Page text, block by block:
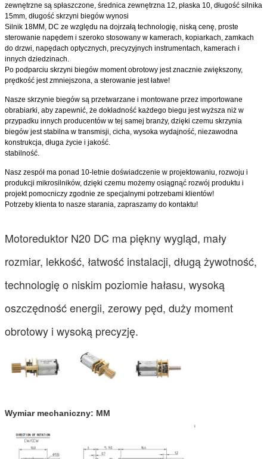
zewnętrzne są spłaszczone, średnica zewnętrzna 12, płaska 10, długość silnika
15mm, długość skrzyni biegów wynosi
Silnik 18MM, DC ze względu na dojrzałą technologię, niską cenę, proste
sterowanie napędem i szeroko stosowany w kamerach, kopiarkach, zamkach
do drzwi, napędach optycznych, precyzyjnych instrumentach, kamerach i
innych dziedzinach.
Po podparciu skrzyni biegów moment obrotowy jest znacznie zwiększony,
prędkość jest zmniejszona, a sterowanie jest łatwe!
Nasze skrzynie biegów są przetwarzane i montowane przez importowane
obrabiarki, aby zapewnić, że dokładność każdego biegu jest wyższa niż w
przypadku innych producentów w tej samej branży, dzięki czemu skrzynia
biegów jest stabilna w transmisji, cicha, wysoka wydajność, niezawodna
konstrukcja, długa życie i jakość.
stabilność.
Nasz zespół ma ponad 10-letnie doświadczenie w projektowaniu, rozwoju i
produkcji mikrosilników, dzięki czemu możemy osiągnąć rozwój produktu i
projekt pomocniczy zgodnie ze specjalnymi potrzebami klientów!
Potrzeby klienta to nasze starania, zapraszamy do kontaktu!
Motoreduktor N20 DC ma piękny wygląd, mały
rozmiar, lekkość, łatwość instalacji, długą żywotność,
technologię o niskim poziomie hałasu, wysoką
oszczędność energii, zerowy pęd, duży moment
obrotowy i wysoką precyzję.
Wymiar mechaniczny: MM